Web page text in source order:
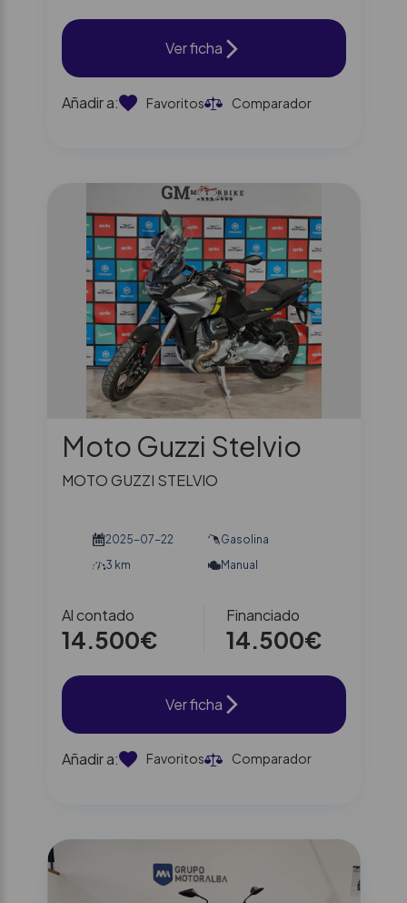
Ver ficha
Añadir a: Favoritos Comparador
Moto Guzzi Stelvio
MOTO GUZZI STELVIO
2025-07-22
Gasolina
3 km
Manual
Al contado
14.500€
Financiado
14.500€
Ver ficha
Añadir a: Favoritos Comparador